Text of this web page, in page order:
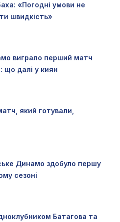
«Погодні умови не
швидкість»
виграло перший матч
що далі у киян
який готували,
Динамо здобуло першу
сезоні
Батагова та